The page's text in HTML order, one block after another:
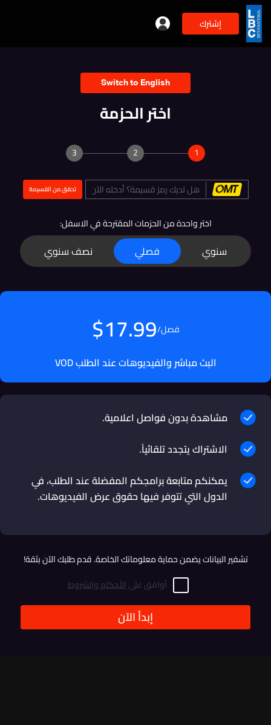
إشترك
Switch to English
اختر الحزمة
1
2
3
اختر واحدة من الحزمات المقترحة في الاسفل:
سنوي فصلي نصف سنوي
فصل/
$17.99
البث مباشر والفيديوهات عند الطلب VOD
مشاهدة بدون فواصل اعلامية.
الاشتراك يتجدد تلقائياً.
يمكنكم متابعة برامجكم المفضلة عند الطلب، في
الدول التي تتوفر فيها حقوق عرض الفيديوهات.
تشفير البيانات يضمن حماية معلوماتك الخاصة. قدم طلبك الآن بثقة!
أوافق علىالأحكام والشروط
إبدأ الآن